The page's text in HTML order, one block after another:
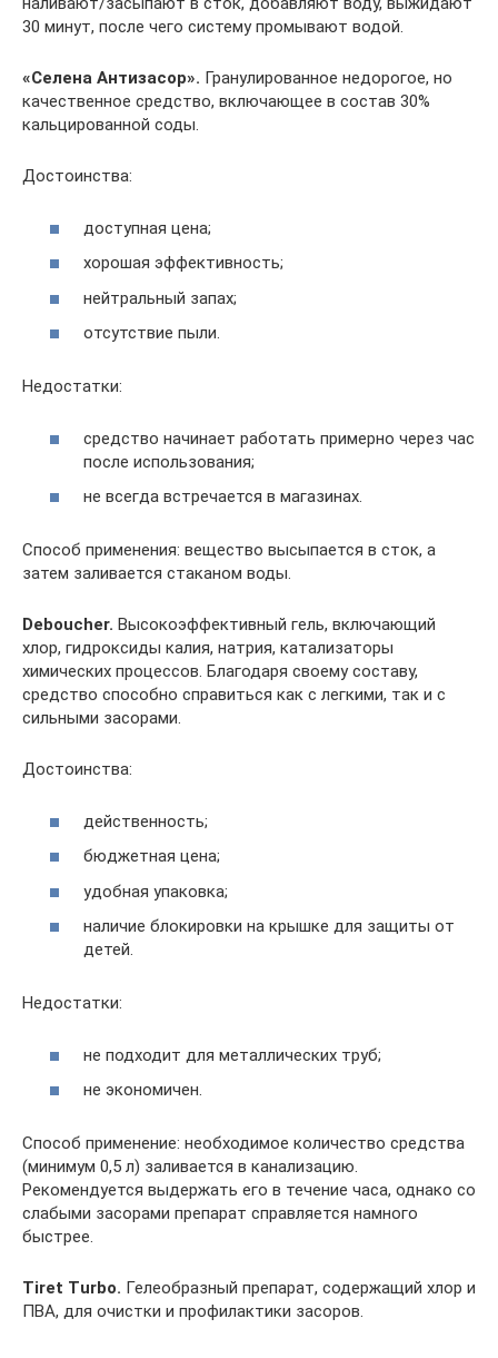
30 минут, после чего систему промывают водой.
«Селена Антизасор». Гранулированное недорогое, но
качественное средство, включающее в состав 30%
кальцированной соды.
Достоинства:
доступная цена;
хорошая эффективность;
нейтральный запах;
отсутствие пыли.
Недостатки:
средство начинает работать примерно через час
после использования;
не всегда встречается в магазинах.
Способ применения: вещество высыпается в сток, а
затем заливается стаканом воды.
Deboucher. Высокоэффективный гель, включающий
хлор, гидроксиды калия, натрия, катализаторы
химических процессов. Благодаря своему составу,
средство способно справиться как с легкими, так и с
сильными засорами.
Достоинства:
действенность;
бюджетная цена;
удобная упаковка;
наличие блокировки на крышке для защиты от
детей.
Недостатки:
не подходит для металлических труб;
не экономичен.
Способ применение: необходимое количество средства
(минимум 0,5 л) заливается в канализацию.
Рекомендуется выдержать его в течение часа, однако со
слабыми засорами препарат справляется намного
быстрее.
Tiret Turbo. Гелеобразный препарат, содержащий хлор и
ПВА, для очистки и профилактики засоров.